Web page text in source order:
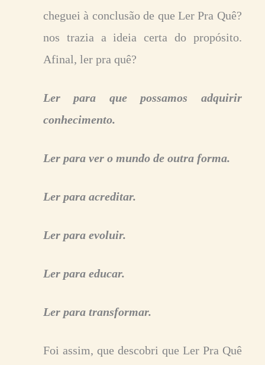
cheguei à conclusão de que Ler Pra Quê?
nos trazia a ideia certa do propósito.
Afinal, ler pra quê?
Ler para que possamos adquirir
conhecimento.
Ler para ver o mundo de outra forma.
Ler para acreditar.
Ler para evoluir.
Ler para educar.
Ler para transformar.
Foi assim, que descobri que Ler Pra Quê